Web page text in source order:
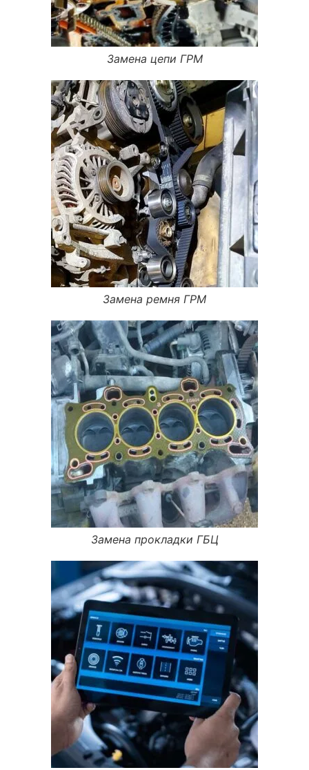
Замена цепи ГРМ
Замена ремня ГРМ
Замена прокладки ГБЦ